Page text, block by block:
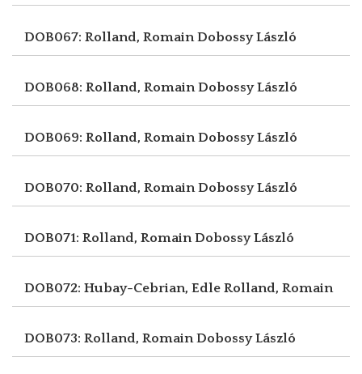
DOB067: Rolland, RomainDobossy László
DOB068: Rolland, RomainDobossy László
DOB069: Rolland, RomainDobossy László
DOB070: Rolland, RomainDobossy László
DOB071: Rolland, RomainDobossy László
DOB072: Hubay-Cebrian, Edle Rolland, Romain
DOB073: Rolland, RomainDobossy László